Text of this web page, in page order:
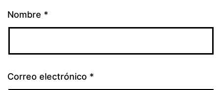
Nombre *
Correo electrónico *